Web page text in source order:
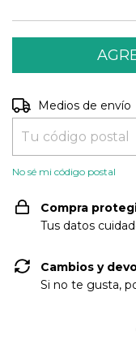
Entregas para el CP:
Medios de envío
No sé mi código postal
Compra
Tus datos
Cambios y
Si no te gusta,